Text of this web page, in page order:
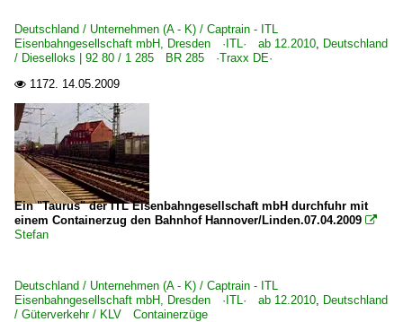
Deutschland / Unternehmen (A - K) / Captrain - ITL
Eisenbahngesellschaft mbH, Dresden ·ITL· ab 12.2010, Deutschland
/ Dieselloks | 92 80 / 1 285 BR 285 ·Traxx DE·
 1172. 14.05.2009
Ein "Taurus" der ITL Eisenbahngesellschaft mbH durchfuhr mit
einem Containerzug den Bahnhof Hannover/Linden.07.04.2009 
Stefan
Deutschland / Unternehmen (A - K) / Captrain - ITL
Eisenbahngesellschaft mbH, Dresden ·ITL· ab 12.2010, Deutschland
/ Güterverkehr / KLV Containerzüge